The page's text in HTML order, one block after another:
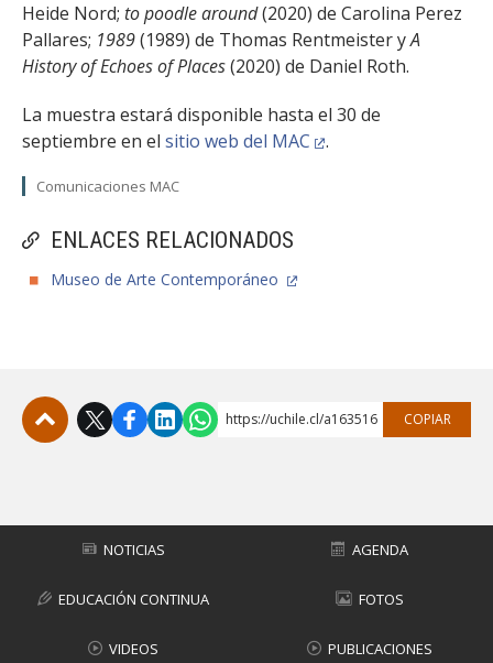
ENLACES RELACIONADOS
Museo de Arte Contemporáneo
Heide Nord; to poodle around(2020) de Carolina Perez
Pallares; 1989(1989) de Thomas Rentmeister yA
History of Echoes of Places(2020) de Daniel Roth.
La muestra estará disponible hasta el 30 de
septiembre en el sitio web del MAC .
Comunicaciones MAC
https://uchile.cl/a163516 COPIAR
NOTICIAS AGENDA
EDUCACIÓN CONTINUA FOTOS
VIDEOS PUBLICACIONES